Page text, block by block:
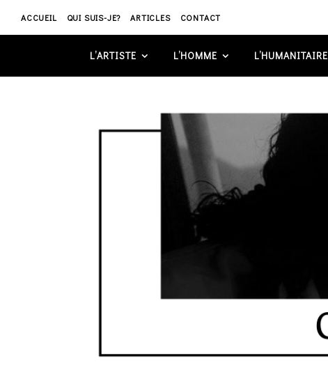
ACCUEIL QUI SUIS-JE? ARTICLES CONTACT
L’ARTISTE L’HOMME L’HUMANITAIRE